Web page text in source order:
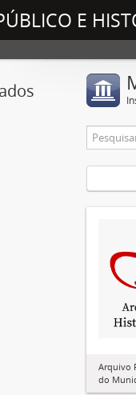
E
Arquivo
do